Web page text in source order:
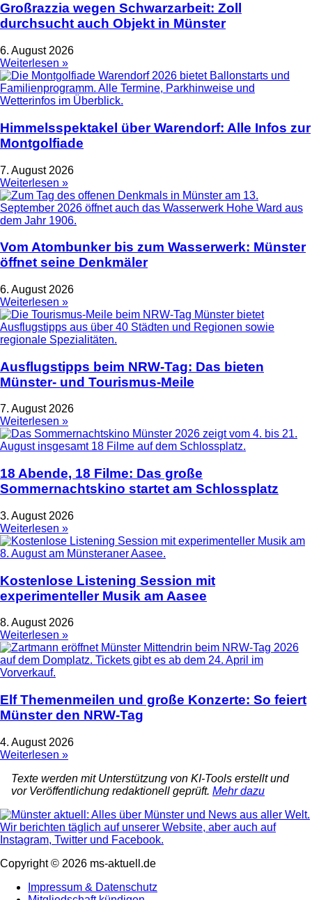
Großrazzia wegen Schwarzarbeit: Zoll
durchsucht auch Objekt in Münster
6. August 2026
Weiterlesen »
Himmelsspektakel über Warendorf: Alle Infos zur
Montgolfiade
7. August 2026
Weiterlesen »
Vom Atombunker bis zum Wasserwerk: Münster
öffnet seine Denkmäler
6. August 2026
Weiterlesen »
Ausflugstipps beim NRW-Tag: Das bieten
Münster- und Tourismus-Meile
7. August 2026
Weiterlesen »
18 Abende, 18 Filme: Das große
Sommernachtskino startet am Schlossplatz
3. August 2026
Weiterlesen »
Kostenlose Listening Session mit
experimenteller Musik am Aasee
8. August 2026
Weiterlesen »
Elf Themenmeilen und große Konzerte: So feiert
Münster den NRW-Tag
4. August 2026
Weiterlesen »
Texte werden mit Unterstützung von KI-Tools erstellt und
vor Veröffentlichung redaktionell geprüft. Mehr dazu
Copyright © 2026 ms-aktuell.de
Impressum & Datenschutz